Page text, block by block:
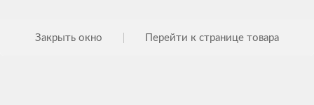
Закрыть окно Перейти к странице товара